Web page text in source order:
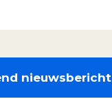
nieuwsbericht